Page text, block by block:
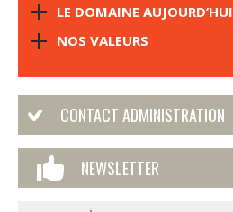
LE DOMAINE AUJOURD’HUI
NOS VALEURS
CONTACT ADMINISTRATION
NEWSLETTER